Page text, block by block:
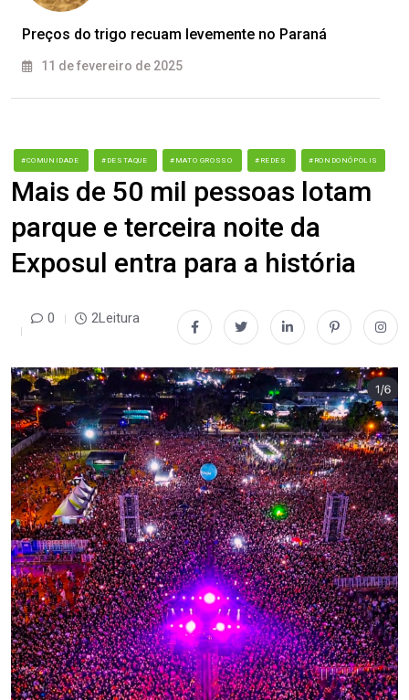
Preços do trigo recuam levemente no Paraná
11 de fevereiro de 2025
#COMUNIDADE #DESTAQUE #MATO GROSSO #REDES #RONDONÓPOLIS
Mais de 50 mil pessoas lotam
parque e terceira noite da
Exposul entra para a história
0 2Leitura